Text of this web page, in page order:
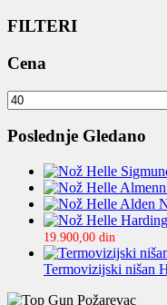
FILTERI
Cena
Minimalna
cena
Poslednje Gledano
19.900,00 din
Termovizijski nišan